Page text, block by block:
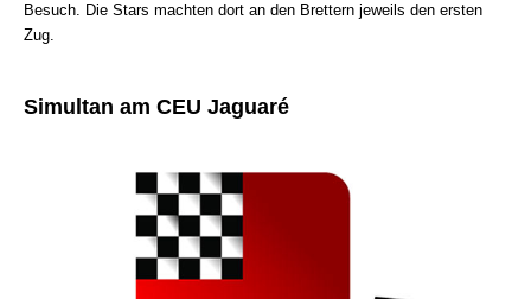
Besuch. Die Stars machten dort an den Brettern jeweils den ersten
Zug.
Simultan am CEU Jaguaré